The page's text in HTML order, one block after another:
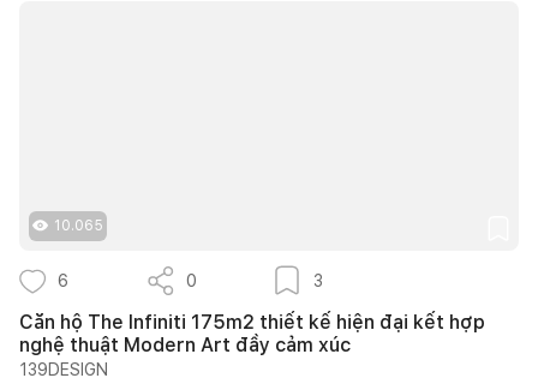
10.065
6 0 3
Căn hộ The Infiniti 175m2 thiết kế hiện đại kết hợp
nghệ thuật Modern Art đầy cảm xúc
139DESIGN